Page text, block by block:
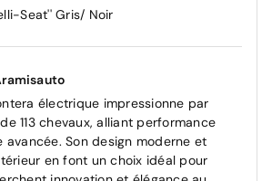
Seat'' Gris/ Noir
électrique impressionne par
113 chevaux, alliant performance
avancée. Son design moderne et
en font un choix idéal pour